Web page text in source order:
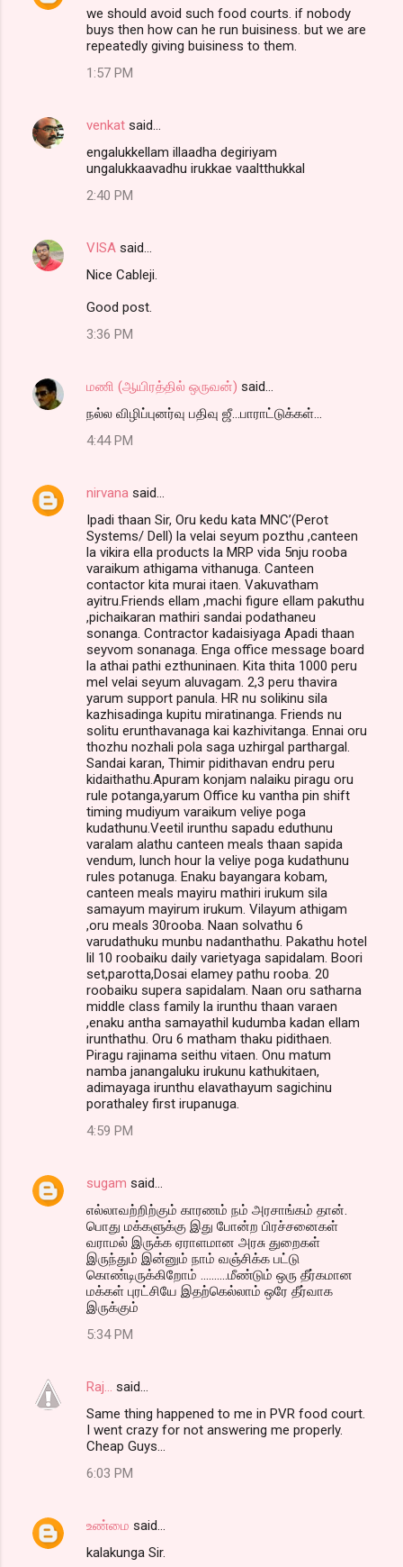
we should avoid such food courts. if nobody
buys then how can he run buisiness. but we are
repeatedly giving buisiness to them.
1:57 PM
venkat said…
engalukkellam illaadha degiriyam
ungalukkaavadhu irukkae vaaltthukkal
2:40 PM
VISA said…
Nice Cableji.
Good post.
3:36 PM
மணி (ஆயிரத்தில் ஒருவன்) said…
நல்ல விழிப்புனர்வு பதிவு ஜீ...பாராட்டுக்கள்...
4:44 PM
nirvana said…
Ipadi thaan Sir, Oru kedu kata MNC’(Perot
Systems/ Dell) la velai seyum pozthu ,canteen
la vikira ella products la MRP vida 5nju rooba
varaikum athigama vithanuga. Canteen
contactor kita murai itaen. Vakuvatham
ayitru.Friends ellam ,machi figure ellam pakuthu
,pichaikaran mathiri sandai podathaneu
sonanga. Contractor kadaisiyaga Apadi thaan
seyvom sonanaga. Enga office message board
la athai pathi ezthuninaen. Kita thita 1000 peru
mel velai seyum aluvagam. 2,3 peru thavira
yarum support panula. HR nu solikinu sila
kazhisadinga kupitu miratinanga. Friends nu
solitu erunthavanaga kai kazhivitanga. Ennai oru
thozhu nozhali pola saga uzhirgal parthargal.
Sandai karan, Thimir pidithavan endru peru
kidaithathu.Apuram konjam nalaiku piragu oru
rule potanga,yarum Office ku vantha pin shift
timing mudiyum varaikum veliye poga
kudathunu.Veetil irunthu sapadu eduthunu
varalam alathu canteen meals thaan sapida
vendum, lunch hour la veliye poga kudathunu
rules potanuga. Enaku bayangara kobam,
canteen meals mayiru mathiri irukum sila
samayum mayirum irukum. Vilayum athigam
,oru meals 30rooba. Naan solvathu 6
varudathuku munbu nadanthathu. Pakathu hotel
lil 10 roobaiku daily varietyaga sapidalam. Boori
set,parotta,Dosai elamey pathu rooba. 20
roobaiku supera sapidalam. Naan oru satharna
middle class family la irunthu thaan varaen
,enaku antha samayathil kudumba kadan ellam
irunthathu. Oru 6 matham thaku pidithaen.
Piragu rajinama seithu vitaen. Onu matum
namba janangaluku irukunu kathukitaen,
adimayaga irunthu elavathayum sagichinu
porathaley first irupanuga.
4:59 PM
sugam said…
எல்லாவற்றிற்கும் காரணம் நம் அரசாங்கம் தான்.
பொது மக்களுக்கு இது போன்ற பிரச்சனைகள்
வராமல் இருக்க ஏராளமான அரசு துறைகள்
இருந்தும் இன்னும் நாம் வஞ்சிக்க பட்டு
கொண்டிருக்கிறோம் ..........மீண்டும் ஒரு தீர்கமான
மக்கள் புரட்சியே இதற்கெல்லாம் ஒரே தீர்வாக
இருக்கும்
5:34 PM
Raj...
said…
Same thing happened to me in PVR food court.
I went crazy for not answering me properly.
Cheap Guys...
6:03 PM
உண்மை said…
kalakunga Sir.